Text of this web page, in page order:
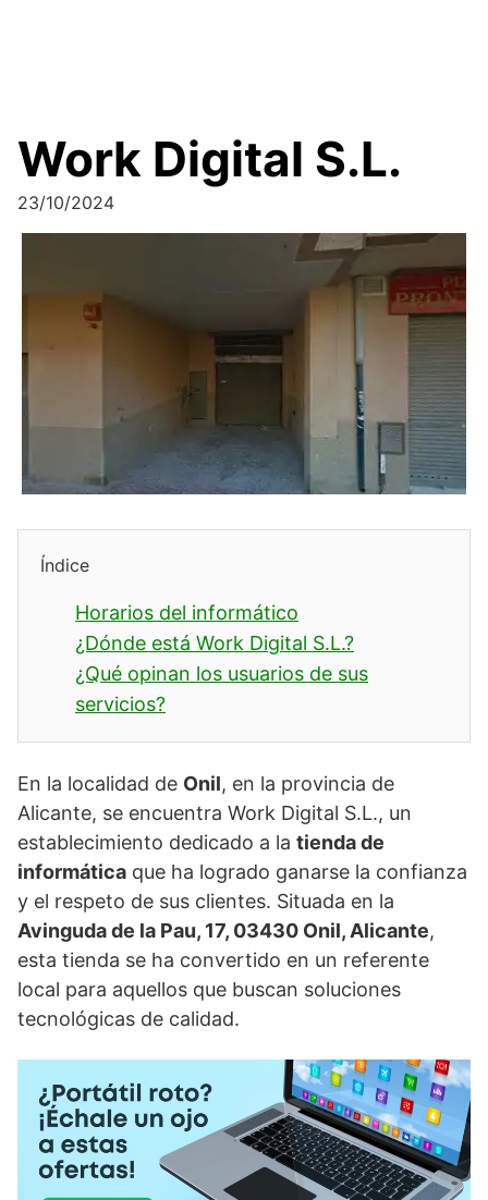
Work Digital S.L.
23/10/2024
Índice
Horarios del informático
¿Dónde está Work Digital S.L.?
¿Qué opinan los usuarios de sus
servicios?
En la localidad de Onil, en la provincia de
Alicante, se encuentra Work Digital S.L., un
establecimiento dedicado a la tienda de
informática que ha logrado ganarse la confianza
y el respeto de sus clientes. Situada en la
Avinguda de la Pau, 17, 03430 Onil, Alicante,
esta tienda se ha convertido en un referente
local para aquellos que buscan soluciones
tecnológicas de calidad.